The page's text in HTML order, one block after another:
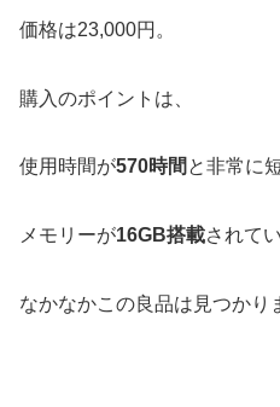
価格は23,000円。
購入のポイントは、
使用時間が570時間 と非常に
メモリーが16GB搭載されて
なかなかこの良品は見つか